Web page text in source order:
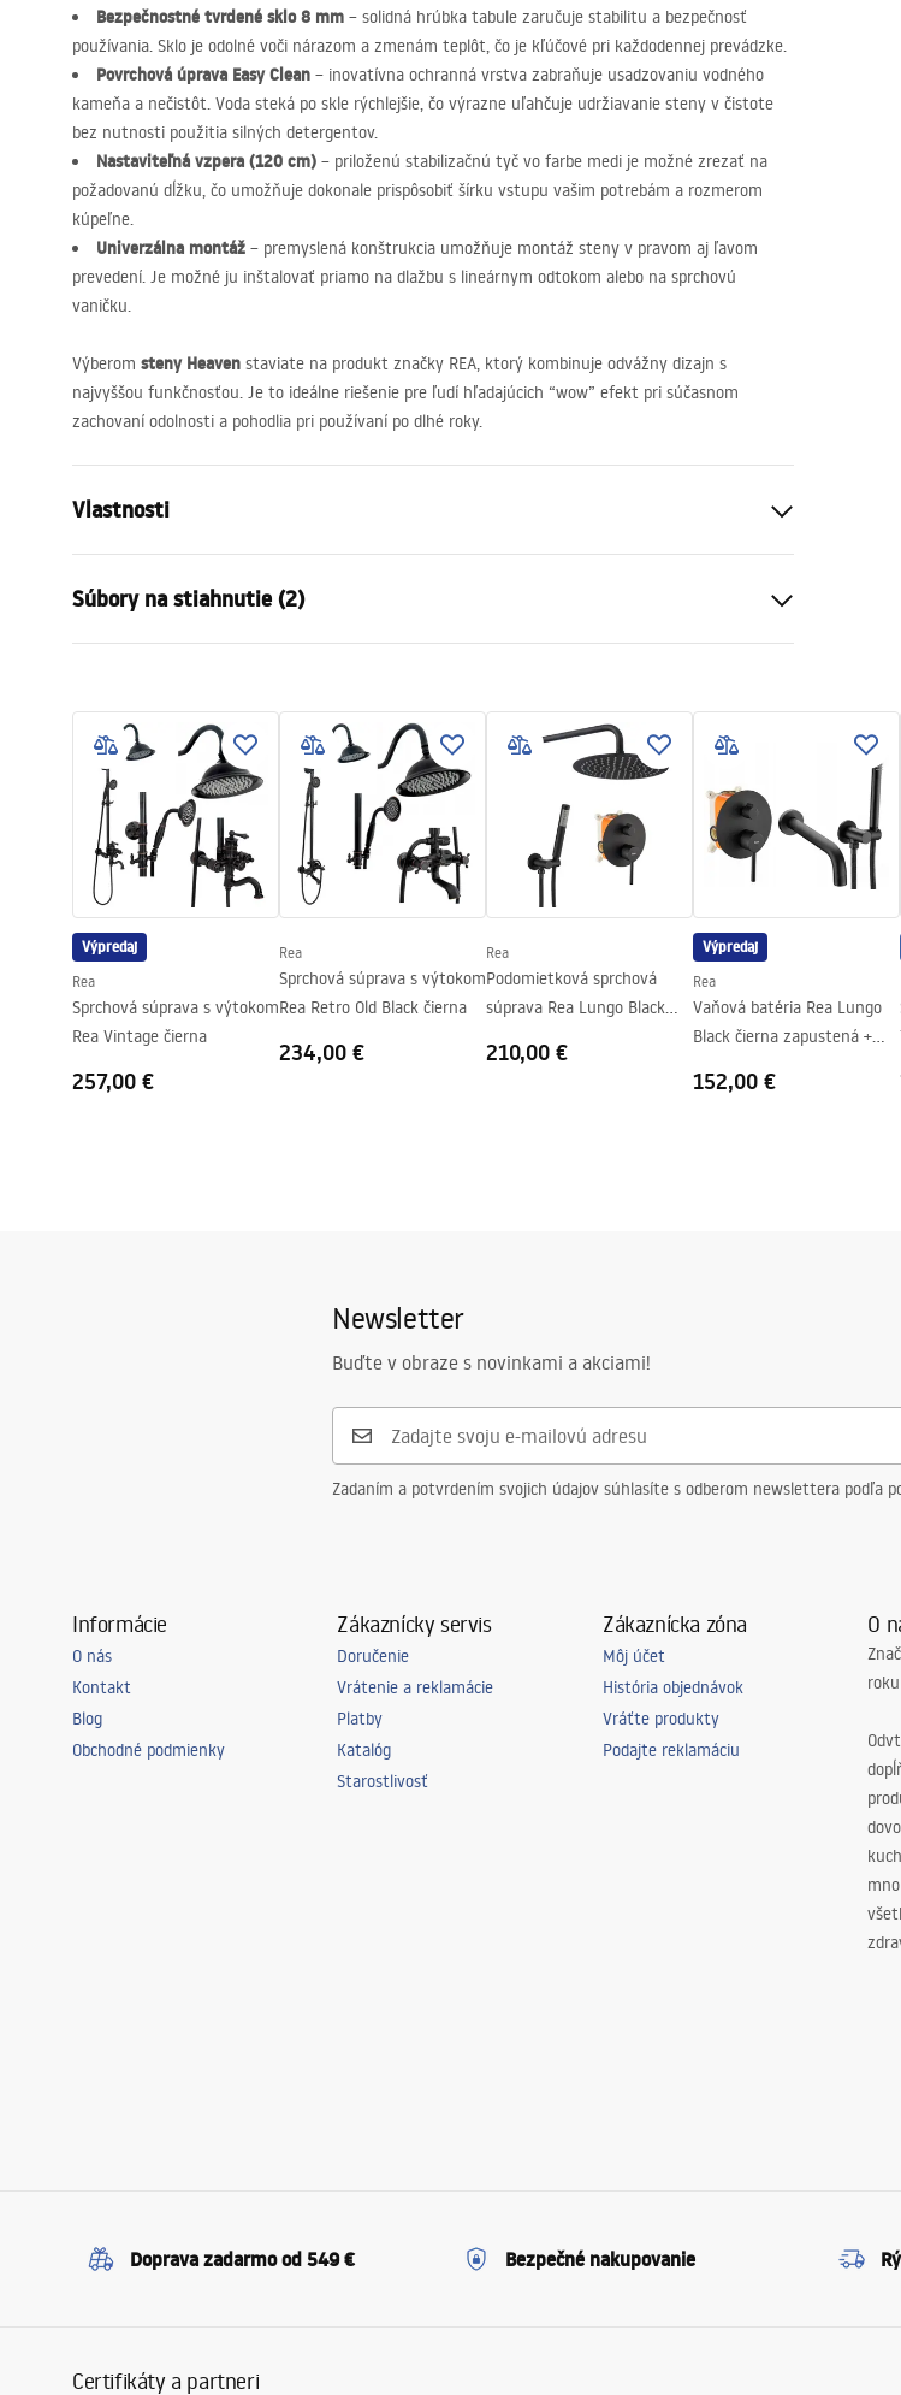
Bezpečnostné tvrdené sklo 8 mm – solidná hrúbka tabule zaručuje stabilitu a bezpečnosť
používania. Sklo je odolné voči nárazom a zmenám teplôt, čo je kľúčové pri každodennej prevádzke.
Povrchová úprava Easy Clean – inovatívna ochranná vrstva zabraňuje usadzovaniu vodného
kameňa a nečistôt. Voda steká po skle rýchlejšie, čo výrazne uľahčuje udržiavanie steny v čistote
bez nutnosti použitia silných detergentov.
Nastaviteľná vzpera (120 cm) – priloženú stabilizačnú tyč vo farbe medi je možné zrezať na
požadovanú dĺžku, čo umožňuje dokonale prispôsobiť šírku vstupu vašim potrebám a rozmerom
kúpeľne.
Univerzálna montáž – premyslená konštrukcia umožňuje montáž steny v pravom aj ľavom
prevedení. Je možné ju inštalovať priamo na dlažbu s lineárnym odtokom alebo na sprchovú
vaničku.
Výberom steny Heaven staviate na produkt značky REA, ktorý kombinuje odvážny dizajn s
najvyššou funkčnosťou. Je to ideálne riešenie pre ľudí hľadajúcich “wow” efekt pri súčasnom
zachovaní odolnosti a pohodlia pri používaní po dlhé roky.
Vlastnosti
Farba
Typ kabíny
Vstúpiť
Séria
zhromaždenie
Na detskom bazéne resp
Výška
Smer kabíny
Univerzálny
Záruka
24 mesiacov
Poťah Easy Clean
Áno, na oboch stranách pohára
Súbory na stiahnutie (2)
Bezpečnostné informácie
WARUNKI BEZPIECZENSTWA
KABINY DRZWI PARAWANY.pdf
Warranty_Terms_and_Conditions_
_Shower_Doors__Enclosures__Pan
Výpredaj
Rea
Sprchová súprava s výtokom
Rea Vintage čierna
257,00 €
Rea
Sprchová súprava s výtokom
Rea Retro Old Black čierna
234,00 €
Rea
Podomietková sprchová
súprava Rea Lungo Black
210,00 €
Výpredaj
Rea
Vaňová batéria Rea Lungo
Black čierna zapustená +
152,00 €
Newsletter
Buďte v obraze s novinkami a akciami!
Zadaním a potvrdením svojich údajov súhlasíte s odberom newslettera podľa
Informácie
O nás
Kontakt
Blog
Obchodné podmienky
Zákaznícky servis
Doručenie
Vrátenie a reklamácie
Platby
Katalóg
Starostlivosť
Zákaznícka zóna
Môj účet
História objednávok
Vráťte produkty
Podajte reklamáciu
O
Doprava zadarmo od 549 € Bezpečné nakupovanie
Certifikáty a partneri